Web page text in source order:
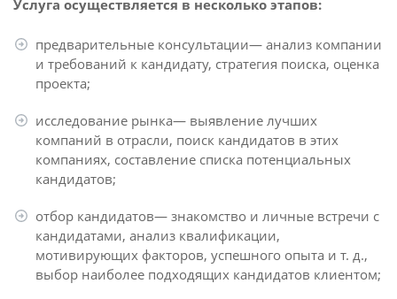
Услуга осуществляется в несколько этапов:
предварительные консультации— анализ компании
и требований к кандидату, стратегия поиска, оценка
проекта;
исследование рынка— выявление лучших
компаний в отрасли, поиск кандидатов в этих
компаниях, составление списка потенциальных
кандидатов;
отбор кандидатов— знакомство и личные встречи с
кандидатами, анализ квалификации,
мотивирующих факторов, успешного опыта и т. д.,
выбор наиболее подходящих кандидатов клиентом;